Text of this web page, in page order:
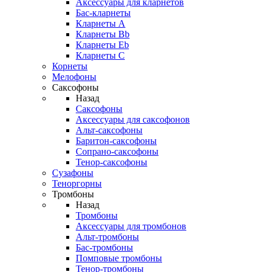
Аксессуары для кларнетов
Бас-кларнеты
Кларнеты A
Кларнеты Bb
Кларнеты Eb
Кларнеты С
Корнеты
Мелофоны
Саксофоны
Назад
Саксофоны
Аксессуары для саксофонов
Альт-саксофоны
Баритон-саксофоны
Сопрано-саксофоны
Тенор-саксофоны
Сузафоны
Теноргорны
Тромбоны
Назад
Тромбоны
Аксессуары для тромбонов
Альт-тромбоны
Бас-тромбоны
Помповые тромбоны
Тенор-тромбоны